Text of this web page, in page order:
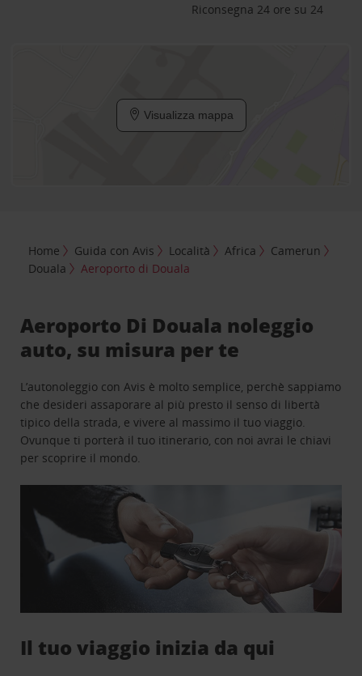
Riconsegna 24 ore su 24
Visualizza mappa
Home Guida con Avis Località Africa
Camerun
Douala
Aeroporto di Douala
Aeroporto Di Douala noleggio
auto, su misura per te
L’autonoleggio con Avis è molto semplice, perchè sappiamo
che desideri assaporare al più presto il senso di libertà
tipico della strada, e vivere al massimo il tuo viaggio.
Ovunque ti porterà il tuo itinerario, con noi avrai le chiavi
per scoprire il mondo.
Il tuo viaggio inizia da qui